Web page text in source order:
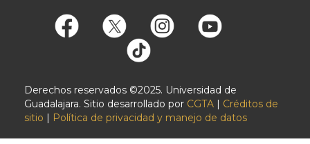
Derechos reservados ©2025. Universidad de
Guadalajara. Sitio desarrollado por CGTA | Créditos de
sitio | Política de privacidad y manejo de datos